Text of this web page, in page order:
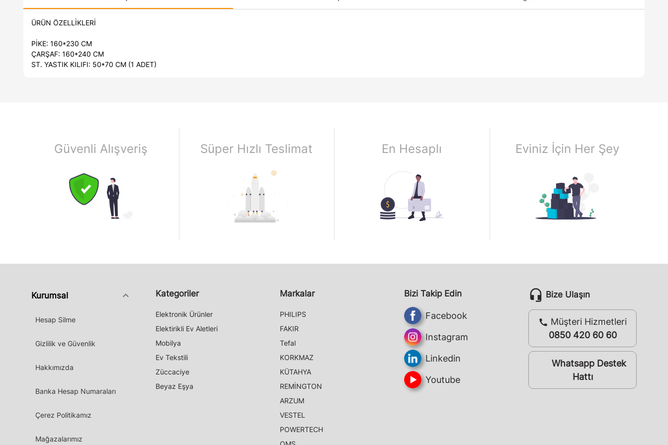
ÜRÜN ÖZELLİKLERİ
PİKE: 160*230 CM
ÇARŞAF: 160*240 CM
ST. YASTIK KILIFI: 50*70 CM (1 ADET)
Güvenli Alışveriş Süper Hızlı Teslimat En Hesaplı Eviniz İçin Her Şey
Kurumsal keyboard_arrow_down
Hesap Silme
Gizlilik ve Güvenlik
Hakkımızda
Banka Hesap Numaraları
Çerez Politikamız
Mağazalarımız
Kategoriler
Elektronik Ürünler
Elektirikli Ev Aletleri
Mobilya
Ev Tekstili
Züccaciye
Beyaz Eşya
Markalar
PHILIPS
FAKIR
Tefal
KORKMAZ
KÜTAHYA
REMİNGTON
ARZUM
VESTEL
POWERTECH
Bizi Takip Edin
Facebook
Instagram
Linkedin
Youtube
headset_mic Bize Ulaşın
call Müşteri Hizmetleri
0850 420 60 60
whatsappWhatsapp Destek
Hattı